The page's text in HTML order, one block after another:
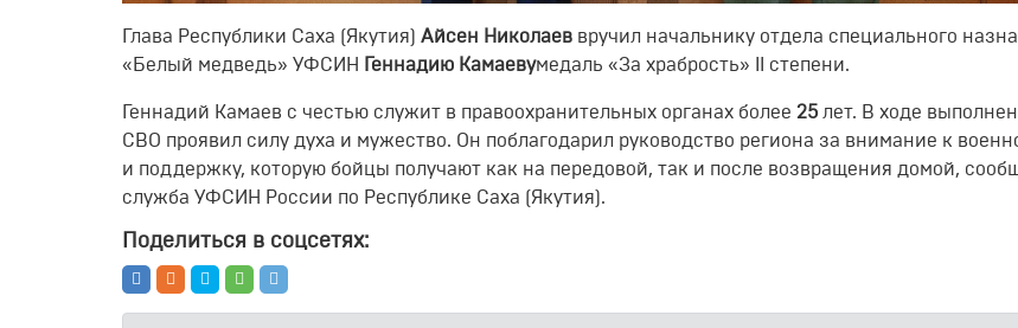
Глава Республики Саха (Якутия) Айсен Николаев вручил начальнику отдела специального
«Белый медведь» УФСИН Геннадию Камаевумедаль «За храбрость» степени.
Геннадий Камаев с честью служит в правоохранительных органах более 25 лет. В ходе
СВО проявил силу духа и мужество. Он поблагодарил руководство региона за внимание к
и поддержку, которую бойцы получают как на передовой, так и после возвращения домой,
служба УФСИН России по Республике Саха (Якутия).
Поделиться в соцсетях: